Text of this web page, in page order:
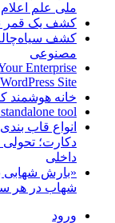
ملی علم
کشف یک قمر
کشف
مصنوعی
Enterprise
WordPress Site
خانه هوشمند
tool?
انواع قاب
دکارت؛
داخلی
شهاب در هر
ورود